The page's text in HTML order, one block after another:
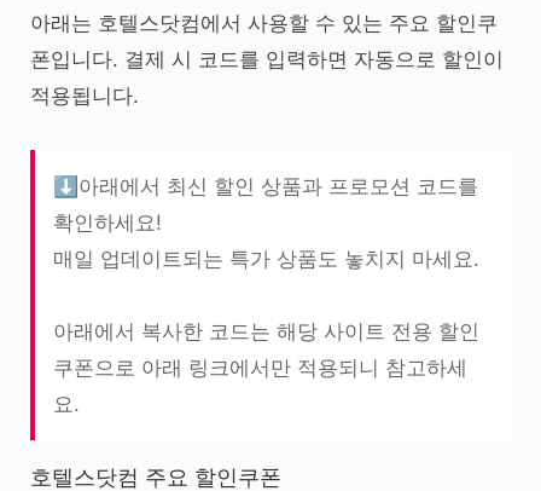
아래는 호텔스닷컴에서 사용할 수 있는 주요 할인쿠
폰입니다. 결제 시 코드를 입력하면 자동으로 할인이
적용됩니다.
⬇️아래에서 최신 할인 상품과 프로모션 코드를
확인하세요!
매일 업데이트되는 특가 상품도 놓치지 마세요.
아래에서 복사한 코드는 해당 사이트 전용 할인
쿠폰으로 아래 링크에서만 적용되니 참고하세
요.
호텔스닷컴 주요 할인쿠폰